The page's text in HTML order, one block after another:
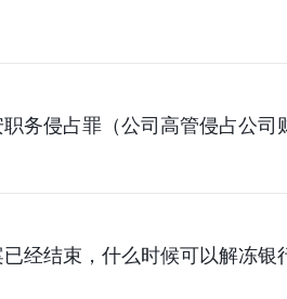
务侵占罪（公司高管侵占公
经结束，什么时候可以解冻银